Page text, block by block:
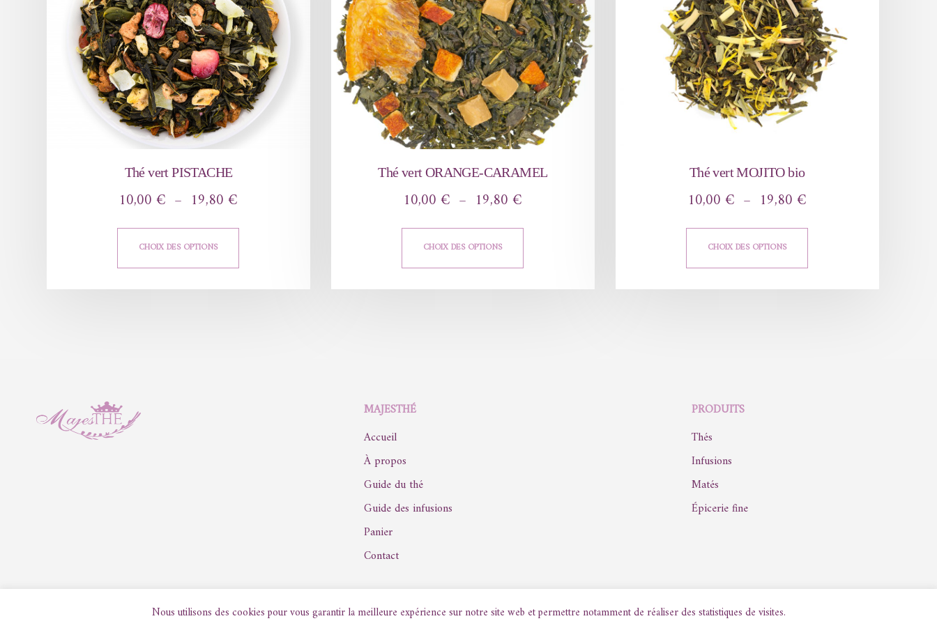
Thé vert PISTACHE
10,00€ – 19,80€
CHOIX DES OPTIONS
Thé vert ORANGE-CARAMEL
10,00€ – 19,80€
CHOIX DES OPTIONS
Thé vert MOJITO bio
10,00€ – 19,80€
CHOIX DES OPTIONS
MAJESTHÉ
Accueil
À propos
Guide du thé
Guide des infusions
Panier
Contact
PRODUITS
Thés
Infusions
Matés
Épicerie fine
Nous utilisons des cookies pour vous garantir la meilleure expérience sur notre site web et permettre notamment de réaliser des statistiques de visites.